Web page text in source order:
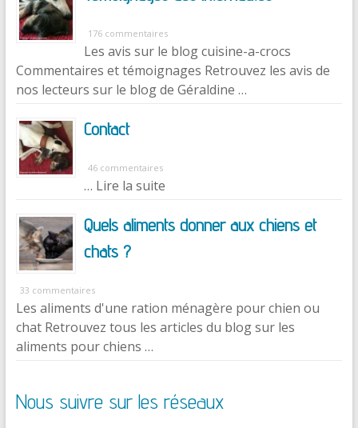
176 commentaires
Les avis sur le blog cuisine-a-crocs
Commentaires et témoignages Retrouvez les avis de
nos lecteurs sur le blog de Géraldine …
Contact
46 commentaires
… Lire la suite
Quels aliments donner aux chiens et
chats ?
33 commentaires
Les aliments d'une ration ménagère pour chien ou
chat Retrouvez tous les articles du blog sur les
aliments pour chiens …
Nous suivre sur les réseaux